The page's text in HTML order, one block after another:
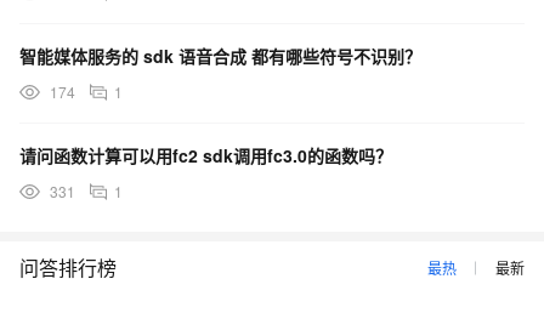
智能媒体服务的 sdk 语音合成 都有哪些符号不识别？
174 1
请问函数计算可以用fc2 sdk调用fc3.0的函数吗？
331 1
问答排行榜 最热 最新